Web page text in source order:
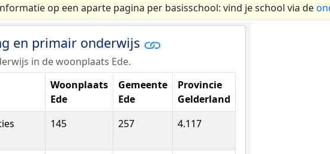
op een aparte pagina per basisschool: vind je school via de
en primair onderwijs
in de woonplaats Ede.
Woonplaats
Ede
Gemeente
Ede
Provincie
Gelderland
145 257 4.117